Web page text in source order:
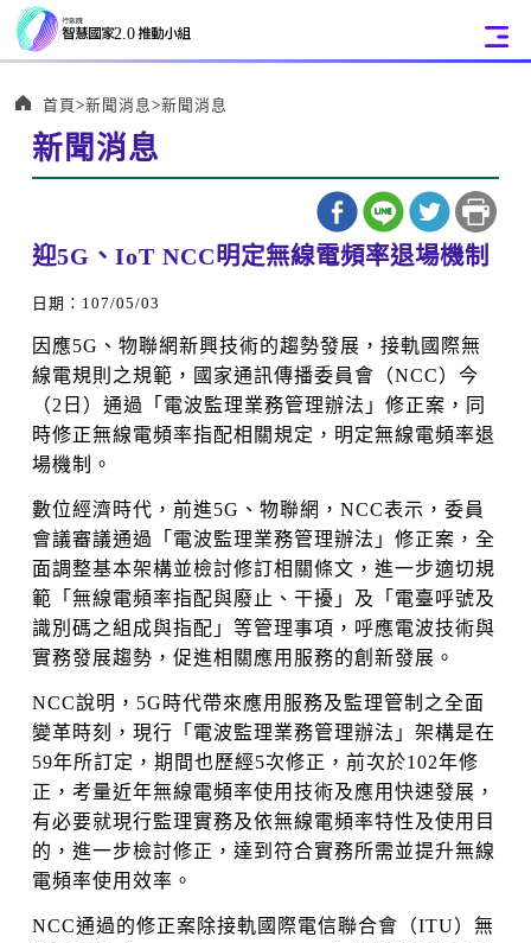
首頁 新聞消息 新聞消息
新聞消息
:::
迎5G、IoT NCC明定無線電頻率退場機制
日期：107/05/03
因應5G、物聯網新興技術的趨勢發展，接軌國際無
線電規則之規範，國家通訊傳播委員會（NCC）今
（2日）通過「電波監理業務管理辦法」修正案，同
時修正無線電頻率指配相關規定，明定無線電頻率退
場機制。
數位經濟時代，前進5G、物聯網，NCC表示，委員
會議審議通過「電波監理業務管理辦法」修正案，全
面調整基本架構並檢討修訂相關條文，進一步適切規
範「無線電頻率指配與廢止、干擾」及「電臺呼號及
識別碼之組成與指配」等管理事項，呼應電波技術與
實務發展趨勢，促進相關應用服務的創新發展。
NCC說明，5G時代帶來應用服務及監理管制之全面
變革時刻，現行「電波監理業務管理辦法」架構是在
59年所訂定，期間也歷經5次修正，前次於102年修
正，考量近年無線電頻率使用技術及應用快速發展，
有必要就現行監理實務及依無線電頻率特性及使用目
的，進一步檢討修正，達到符合實務所需並提升無線
電頻率使用效率。
NCC通過的修正案除接軌國際電信聯合會（ITU）無